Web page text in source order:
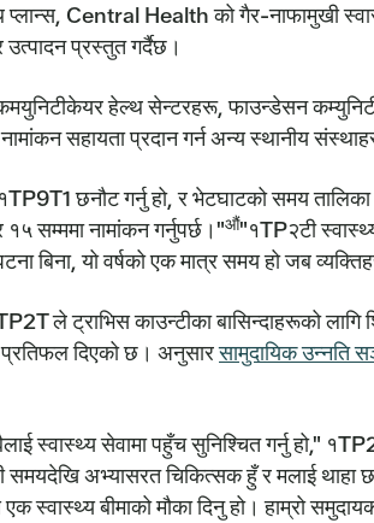
प्लान्स, Central Health को गैर-नाफामुखी
प्रस्तुत गर्दैछ।
हेल्थ सेन्टरहरू, फाउन्डेसन
सहायता प्रदान गर्न अन्य स्थानीय
छनौट गर्नु हो, र भेटघाटको समय तालिका
सम्ममा नामांकन गर्नुपर्छ।"औं"१TP२टी
बिना, यो वर्षको एक मात्र समय हो जब
ले ट्राभिस काउन्टीका बासिन्दाहरूको लागि
दिएको छ। अनुसारसामुदायिक उन्नति
स्वास्थ्य सेवामा पहुँच सुनिश्चित गर्नु हो,"
समयदेखि अभ्यासरत चिकित्सक हुँ र मलाई थाहा
स्वास्थ्य बीमाको मौका दिनु हो। हाम्रो